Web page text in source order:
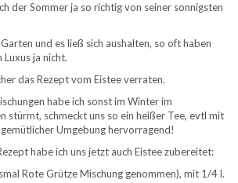
der Sommer ja so richtig von seiner sonnigsten
und es ließ sich aushalten, so oft haben
ja nicht.
das Rezept vom Eistee verraten.
habe ich sonst im Winter im
stürmt, schmeckt uns so ein heißer Tee, evtl mit
Umgebung hervorragend!
habe ich uns jetzt auch Eistee zubereitet:
Rote Grütze Mischung genommen), mit 1/4 l.